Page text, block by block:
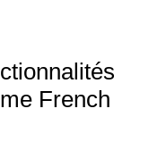
French